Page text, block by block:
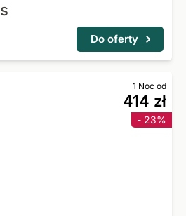
Do oferty
1 Noc od
414 zł
- 23%